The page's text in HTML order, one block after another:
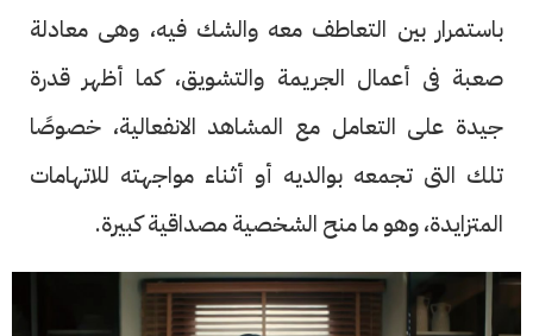
باستمرار بين التعاطف معه والشك فيه، وهى معادلة
صعبة فى أعمال الجريمة والتشويق، كما أظهر قدرة
جيدة على التعامل مع المشاهد الانفعالية، خصوصًا
تلك التى تجمعه بوالديه أو أثناء مواجهته للاتهامات
المتزايدة، وهو ما منح الشخصية مصداقية كبيرة.